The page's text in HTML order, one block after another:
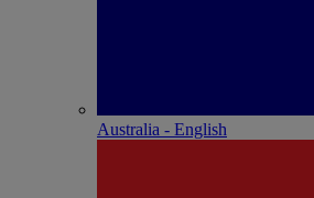
Australia - English